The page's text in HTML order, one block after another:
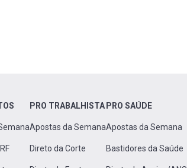
PRO TRABALHISTA
Apostas da Semana
Direto da Corte
PRO SAÚDE
Apostas da Semana
Bastidores da Saúde